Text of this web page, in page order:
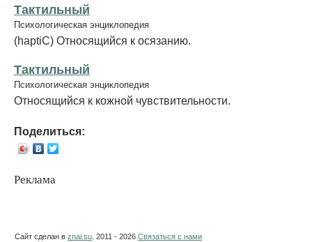
Тактильный
Психологическая энциклопедия
(haptiС) Относящийся к осязанию.
Тактильный
Психологическая энциклопедия
Относящийся к кожной чувствительности.
Поделиться:
Реклама
Сайт сделан в znai.su . 2011 - 2026 Связаться с нами